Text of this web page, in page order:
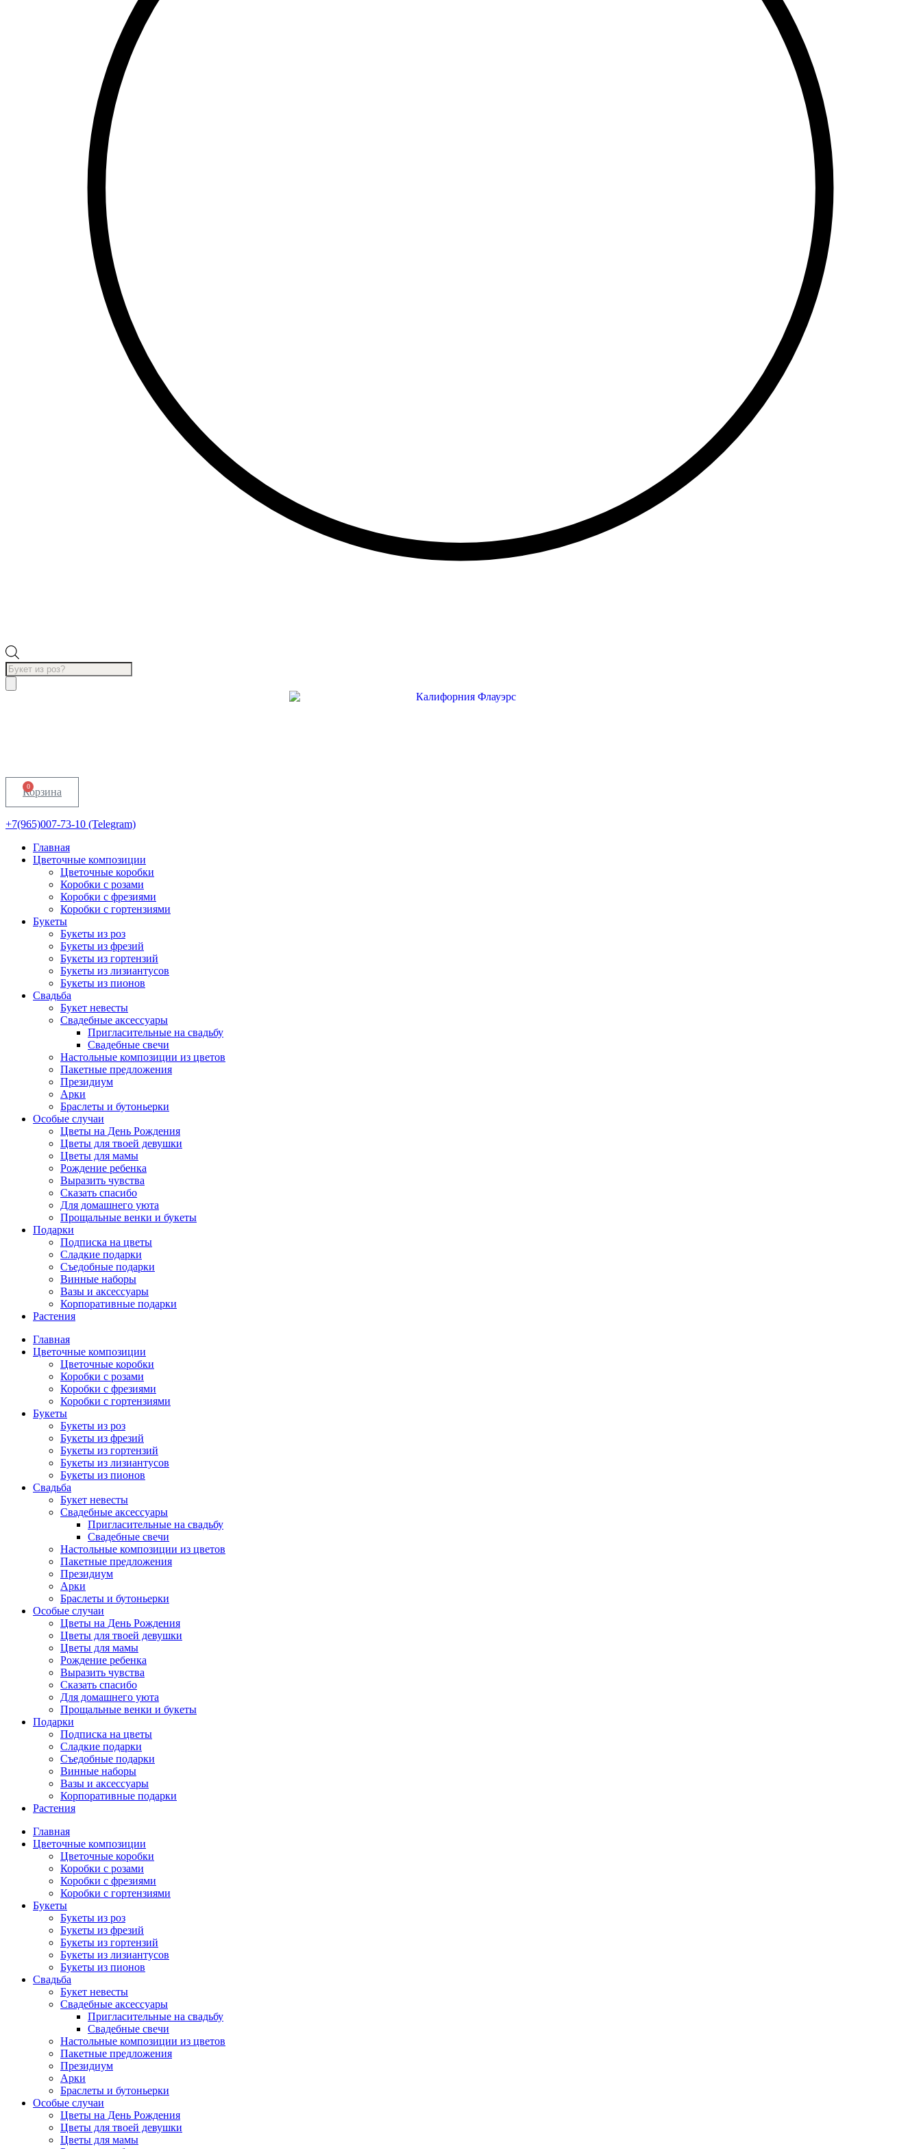
Поиск
товаров
0
Корзина
+7(965)007-73-10 (Telegram)
Главная
Цветочные композиции
Цветочные коробки
Коробки с розами
Коробки с фрезиями
Коробки с гортензиями
Букеты
Букеты из роз
Букеты из фрезий
Букеты из гортензий
Букеты из лизиантусов
Букеты из пионов
Свадьба
Букет невесты
Свадебные аксессуары
Пригласительные на свадьбу
Свадебные свечи
Настольные композиции из цветов
Пакетные предложения
Президиум
Арки
Браслеты и бутоньерки
Особые случаи
Цветы на День Рождения
Цветы для твоей девушки
Цветы для мамы
Рождение ребенка
Выразить чувства
Сказать спасибо
Для домашнего уюта
Прощальные венки и букеты
Подарки
Подписка на цветы
Сладкие подарки
Съедобные подарки
Винные наборы
Вазы и аксессуары
Корпоративные подарки
Растения
Главная
Цветочные композиции
Цветочные коробки
Коробки с розами
Коробки с фрезиями
Коробки с гортензиями
Букеты
Букеты из роз
Букеты из фрезий
Букеты из гортензий
Букеты из лизиантусов
Букеты из пионов
Свадьба
Букет невесты
Свадебные аксессуары
Пригласительные на свадьбу
Свадебные свечи
Настольные композиции из цветов
Пакетные предложения
Президиум
Арки
Браслеты и бутоньерки
Особые случаи
Цветы на День Рождения
Цветы для твоей девушки
Цветы для мамы
Рождение ребенка
Выразить чувства
Сказать спасибо
Для домашнего уюта
Прощальные венки и букеты
Подарки
Подписка на цветы
Сладкие подарки
Съедобные подарки
Винные наборы
Вазы и аксессуары
Корпоративные подарки
Растения
Главная
Цветочные композиции
Цветочные коробки
Коробки с розами
Коробки с фрезиями
Коробки с гортензиями
Букеты
Букеты из роз
Букеты из фрезий
Букеты из гортензий
Букеты из лизиантусов
Букеты из пионов
Свадьба
Букет невесты
Свадебные аксессуары
Пригласительные на свадьбу
Свадебные свечи
Настольные композиции из цветов
Пакетные предложения
Президиум
Арки
Браслеты и бутоньерки
Особые случаи
Цветы на День Рождения
Цветы для твоей девушки
Цветы для мамы